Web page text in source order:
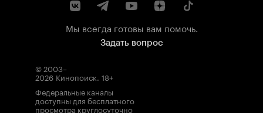
Мы всегда готовы вам помочь.
Задать вопрос
© 2003–
2026 Кинопоиск. 18+
Федеральные каналы
доступны для бесплатного
просмотра круглосуточно